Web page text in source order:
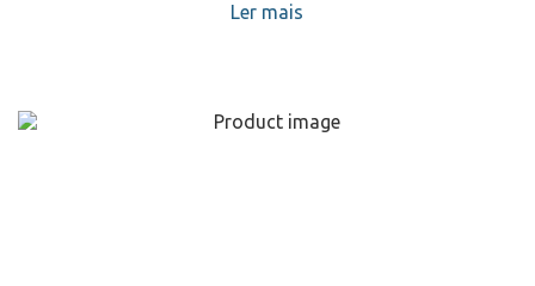
Ler mais